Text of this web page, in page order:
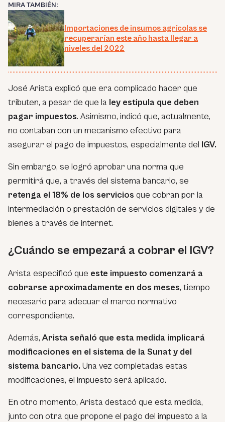
MIRA TAMBIÉN:
Importaciones de insumos agrícolas se
recuperarían este año hasta llegar a
niveles del 2022
José Arista explicó que era complicado hacer que
tributen, a pesar de que la ley estipula que deben
pagar impuestos. Asimismo, indicó que, actualmente,
no contaban con un mecanismo efectivo para
asegurar el pago de impuestos, especialmente del IGV.
Sin embargo, se logró aprobar una norma que
permitirá que, a través del sistema bancario, se
retenga el 18% de los servicios que cobran por la
intermediación o prestación de servicios digitales y de
bienes a través de internet.
¿Cuándo se empezará a cobrar el IGV?
Arista especificó que este impuesto comenzará a
cobrarse aproximadamente en dos meses, tiempo
necesario para adecuar el marco normativo
correspondiente.
Además,Arista señaló que esta medida implicará
modificaciones en el sistema de la Sunat y del
sistema bancario. Una vez completadas estas
modificaciones, el impuesto será aplicado.
En otro momento, Arista destacó que esta medida,
junto con otra que propone el pago del impuesto a la